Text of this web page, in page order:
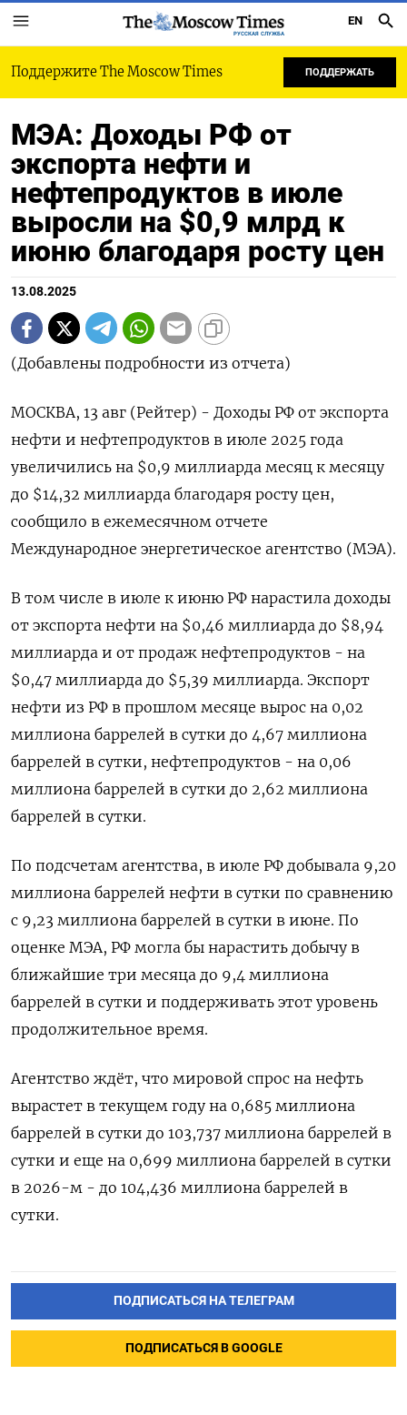
РУССКАЯ СЛУЖБА
EN
Поддержите The Moscow Times ПОДДЕРЖАТЬ
МЭА: Доходы РФ от
экспорта нефти и
нефтепродуктов в июле
выросли на $0,9 млрд к
июню благодаря росту цен
13.08.2025
(Добавлены подробности из отчета)
МОСКВА, 13 авг (Рейтер) - Доходы РФ от экспорта
нефти и нефтепродуктов в июле 2025 года
увеличились на $0,9 миллиарда месяц к месяцу
до $14,32 миллиарда благодаря росту цен,
сообщило в ежемесячном отчете
Международное энергетическое агентство (МЭА).
В том числе в июле к июню РФ нарастила доходы
от экспорта нефти на $0,46 миллиарда до $8,94
миллиарда и от продаж нефтепродуктов - на
$0,47 миллиарда до $5,39 миллиарда. Экспорт
нефти из РФ в прошлом месяце вырос на 0,02
миллиона баррелей в сутки до 4,67 миллиона
баррелей в сутки, нефтепродуктов - на 0,06
миллиона баррелей в сутки до 2,62 миллиона
баррелей в сутки.
По подсчетам агентства, в июле РФ добывала 9,20
миллиона баррелей нефти в сутки по сравнению
с 9,23 миллиона баррелей в сутки в июне. По
оценке МЭА, РФ могла бы нарастить добычу в
ближайшие три месяца до 9,4 миллиона
баррелей в сутки и поддерживать этот уровень
продолжительное время.
Агентство ждёт, что мировой спрос на нефть
вырастет в текущем году на 0,685 миллиона
баррелей в сутки до 103,737 миллиона баррелей в
сутки и еще на 0,699 миллиона баррелей в сутки
в 2026-м - до 104,436 миллиона баррелей в
сутки.
ПОДПИСАТЬСЯ НА ТЕЛЕГРАМ
ПОДПИСАТЬСЯ В GOOGLE